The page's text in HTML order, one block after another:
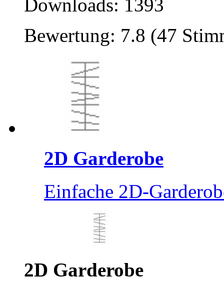
Downloads: 1393
Bewertung: 7.8 (47
2D Garderobe
Einfache 2D-
2D Garderobe